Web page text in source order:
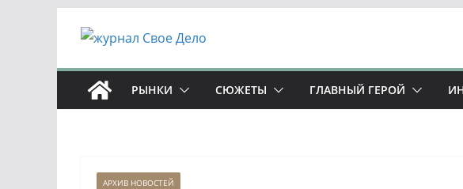
РЫНКИ СЮЖЕТЫ ГЛАВНЫЙ ГЕРОЙ
АРХИВ НОВОСТЕЙ